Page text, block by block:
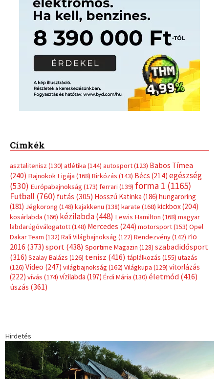
Címkék
asztalitenisz (130) atlétika (144) autosport(123) Babos Tímea
(240) Bajnokok Ligája (168) Birkózás (143) Bécs (214) egészség
(530) Európabajnokság (173) ferrari (139) forma 1 (1165)
Futball (760) futás (305) Hosszú Katinka (186) hungaroring
(181) Jégkorong (148) kajakkenu (138) karate (168) kickbox(204)
kosárlabda (166) kézilabda(448) Lewis Hamilton (168) magyar
labdarúgóválogatott(148) Mercedes (244) motorsport(153) Opel
Dakar Team (132) Rali Világbajnokság (122) Rendezvény(142) rio
2016 (373) sport(438) Sportime Magazin (128) szabadidősport
(316) Szalay Balázs (126) tenisz (416) táplálkozás (155) utazás
(126) Video (247) világbajnokság (162) Világkupa (129) vitorlázás
(222) vívás (174) vízilabda (197) Érdi Mária (130) életmód(416)
úszás (361)
Hirdetés